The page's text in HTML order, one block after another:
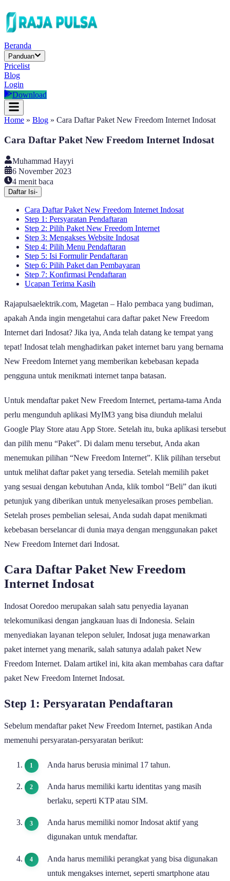
Beranda
Panduan
Pricelist
Blog
Login
Download
Home » Blog » Cara Daftar Paket New Freedom Internet Indosat
Cara Daftar Paket New Freedom Internet Indosat
Muhammad Hayyi
6 November 2023
4 menit baca
Daftar Isi-
Cara Daftar Paket New Freedom Internet Indosat
Step 1: Persyaratan Pendaftaran
Step 2: Pilih Paket New Freedom Internet
Step 3: Mengakses Website Indosat
Step 4: Pilih Menu Pendaftaran
Step 5: Isi Formulir Pendaftaran
Step 6: Pilih Paket dan Pembayaran
Step 7: Konfirmasi Pendaftaran
Ucapan Terima Kasih
Rajapulsaelektrik.com, Magetan – Halo pembaca yang budiman,
apakah Anda ingin mengetahui cara daftar paket New Freedom
Internet dari Indosat? Jika iya, Anda telah datang ke tempat yang
tepat! Indosat telah menghadirkan paket internet baru yang bernama
New Freedom Internet yang memberikan kebebasan kepada
pengguna untuk menikmati internet tanpa batasan.
Untuk mendaftar paket New Freedom Internet, pertama-tama Anda
perlu mengunduh aplikasi MyIM3 yang bisa diunduh melalui
Google Play Store atau App Store. Setelah itu, buka aplikasi tersebut
dan pilih menu “Paket”. Di dalam menu tersebut, Anda akan
menemukan pilihan “New Freedom Internet”. Klik pilihan tersebut
untuk melihat daftar paket yang tersedia. Setelah memilih paket
yang sesuai dengan kebutuhan Anda, klik tombol “Beli” dan ikuti
petunjuk yang diberikan untuk menyelesaikan proses pembelian.
Setelah proses pembelian selesai, Anda sudah dapat menikmati
kebebasan berselancar di dunia maya dengan menggunakan paket
New Freedom Internet dari Indosat.
Cara Daftar Paket New Freedom
Internet Indosat
Indosat Ooredoo merupakan salah satu penyedia layanan
telekomunikasi dengan jangkauan luas di Indonesia. Selain
menyediakan layanan telepon seluler, Indosat juga menawarkan
paket internet yang menarik, salah satunya adalah paket New
Freedom Internet. Dalam artikel ini, kita akan membahas cara daftar
paket New Freedom Internet Indosat.
Step 1: Persyaratan Pendaftaran
Sebelum mendaftar paket New Freedom Internet, pastikan Anda
memenuhi persyaratan-persyaratan berikut:
Anda harus berusia minimal 17 tahun.
Anda harus memiliki kartu identitas yang masih
berlaku, seperti KTP atau SIM.
Anda harus memiliki nomor Indosat aktif yang
digunakan untuk mendaftar.
Anda harus memiliki perangkat yang bisa digunakan
untuk mengakses internet, seperti smartphone atau